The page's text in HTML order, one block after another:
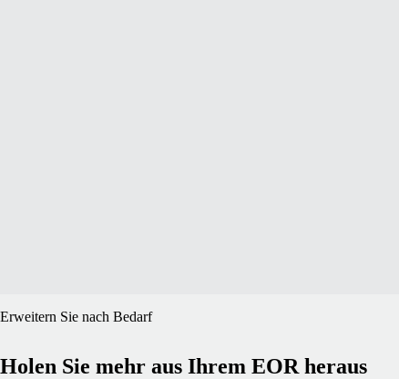
Erweitern Sie nach Bedarf
Holen Sie mehr aus Ihrem EOR heraus